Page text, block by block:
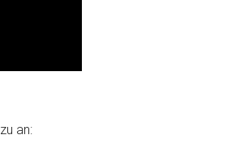
an: